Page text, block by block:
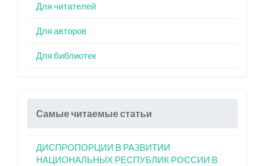
Для читателей
Для авторов
Для библиотек
Самые читаемые статьи
ДИСПРОПОРЦИИ В РАЗВИТИИ
НАЦИОНАЛЬНЫХ РЕСПУБЛИК РОССИИ В